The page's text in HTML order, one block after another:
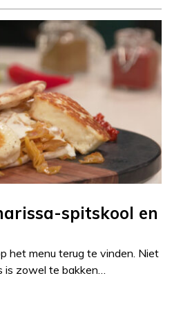
spitskool en
het menu terug te vinden. Niet
is zowel te bakken…